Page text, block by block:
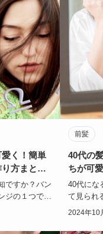
く！簡単
方まと
ですか？バン
ジの１つで
方を買える
前髪
40代の
ちが可
グ】
40代にな
て見られ
髪型ひと
2024年10